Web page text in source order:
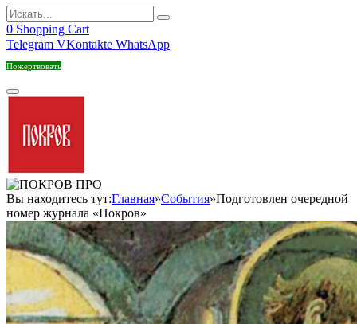
0 Shopping Cart
Telegram VKontakte WhatsApp
Пожертвовать
Вы находитесь тут:Главная»События»Подготовлен очередной
номер журнала «Покров»